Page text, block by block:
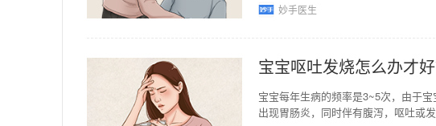
妙手医生
宝宝呕吐发烧怎么办才
宝宝每年生病的频率是3~5次，由于
出现胃肠炎，同时伴有腹泻，呕吐或